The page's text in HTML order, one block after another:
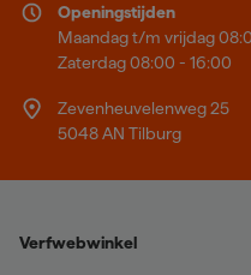
Openingstijden
Maandag t/m vrijdag
Zaterdag 08:00 - 16:00
Zevenheuvelenweg 25
5048 AN Tilburg
Verfwebwinkel